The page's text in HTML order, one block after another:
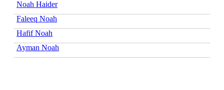
Noah Haider
Faleeq Noah
Hafif Noah
Ayman Noah